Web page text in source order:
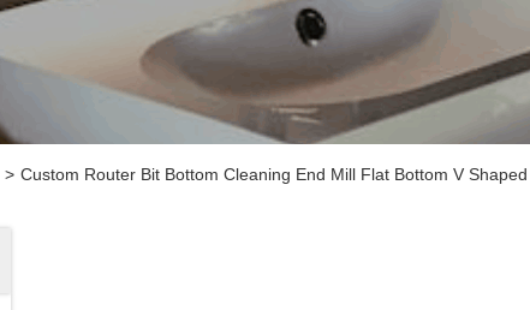
> Custom Router Bit Bottom Cleaning End Mill Flat Bottom V